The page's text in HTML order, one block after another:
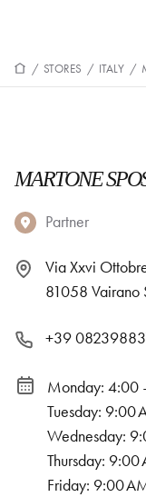
/ STORES / ITALY /
MARTONE
Partner
Via Xxvi
81058 Vairano
+39
Monday: 4:00
Tuesday: 9:00
Wednesday:
Thursday:
Friday: 9:00